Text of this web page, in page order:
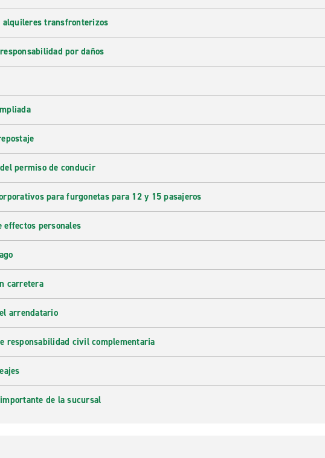
alquileres transfronterizos
por daños
permiso de conducir
para furgonetas para 12 y 15 pasajeros
effectos personales
carretera
arrendatario
responsabilidad civil complementaria
de la sucursal